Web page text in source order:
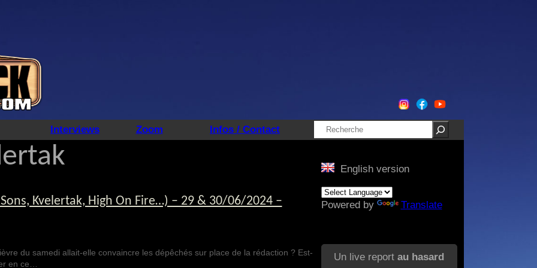
Interviews Zoom Infos / Contact Rechercher
Sons, Kvelertak, High On Fire…) – 29 & 30/06/2024 –
du samedi allait-elle convaincre les dépêchés sur place de la rédaction ? Est-
en ce…
English version
Powered by Translate
Un live report au hasard